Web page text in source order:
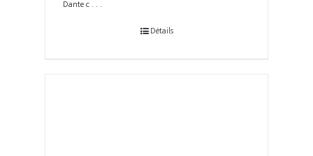
Dante c . . .
Détails